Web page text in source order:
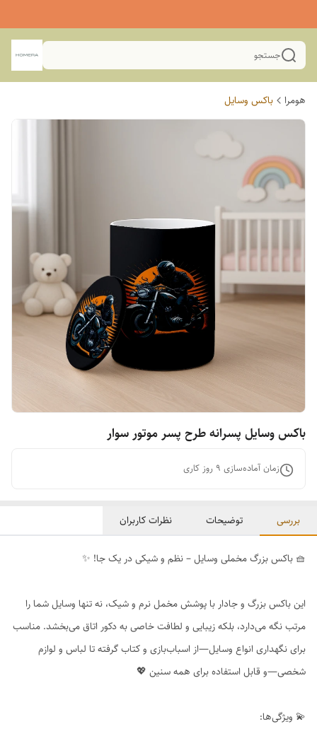
جستجو
هومرا باکس وسایل
باکس وسایل پسرانه طرح پسر موتور سوار
زمان آماده‌سازی 9 روز کاری
بررسی توضیحات نظرات کاربران
🧺 باکس بزرگ مخملی وسایل – نظم و شیکی در یک جا! ✨
این باکس بزرگ و جادار با پوشش مخمل نرم و شیک، نه تنها وسایل شما را
مرتب نگه می‌دارد، بلکه زیبایی و لطافت خاصی به دکور اتاق می‌بخشد. مناسب
برای نگهداری انواع وسایل—از اسباب‌بازی و کتاب گرفته تا لباس و لوازم
شخصی—و قابل استفاده برای همه سنین 💖
💫 ویژگی‌ها: